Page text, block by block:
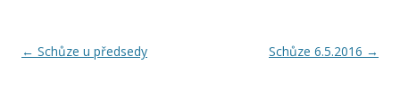
Navigace
← Schůze u předsedy Schůze 6.5.2016 →